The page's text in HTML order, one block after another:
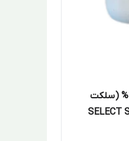
سم علفکش کلتودیم 24% (سلکت